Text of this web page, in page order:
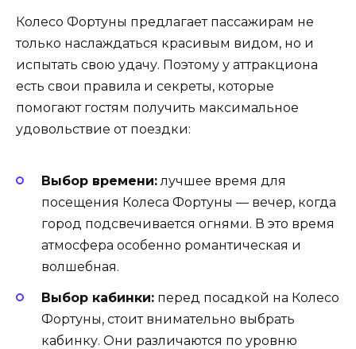
Колесо Фортуны предлагает пассажирам не
только наслаждаться красивым видом, но и
испытать свою удачу. Поэтому у аттракциона
есть свои правила и секреты, которые
помогают гостям получить максимальное
удовольствие от поездки:
Выбор времени:лучшее время для
посещения Колеса Фортуны — вечер, когда
город подсвечивается огнями. В это время
атмосфера особенно романтическая и
волшебная.
Выбор кабинки: перед посадкой на Колесо
Фортуны, стоит внимательно выбрать
кабинку. Они различаются по уровню